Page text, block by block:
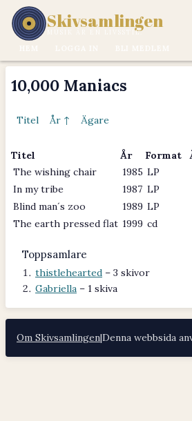
Skivsamlingen
MUSIK ÄR EN LIVSSTIL.
10,000 Maniacs
Titel År ↑ Ägare
Titel År Format
The wishing chair
1985 LP
In my tribe
1987 LP
Blind man´s zoo
1989 LP
The earth pressed flat 1999 cd
Toppsamlare
thistlehearted – 3 skivor
Gabriella – 1 skiva
Om Skivsamlingen|Denna webbsida